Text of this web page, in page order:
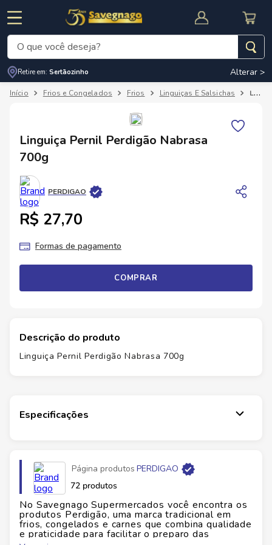
CUPOM DE DESCONTO
O que você deseja?
Retire em: Sertãozinho Alterar >
Frios e Congelados Frios Linguiças E Salsichas Linguiça Pernil Perdigão Nabrasa 700g
Linguiça Pernil Perdigão Nabrasa
700g
PERDIGAO
R$ 27,70
Formas de pagamento
COMPRAR
Descrição do produto
Linguiça Pernil Perdigão Nabrasa 700g
Especificações
Página produtos PERDIGAO
72 produtos
No Savegnago Supermercados você encontra os
produtos Perdigão, uma marca tradicional em
frios, congelados e carnes que combina qualidade
e praticidade para facilitar o preparo das
Termos mais buscados
3º
cerveja
carne
5º arroz